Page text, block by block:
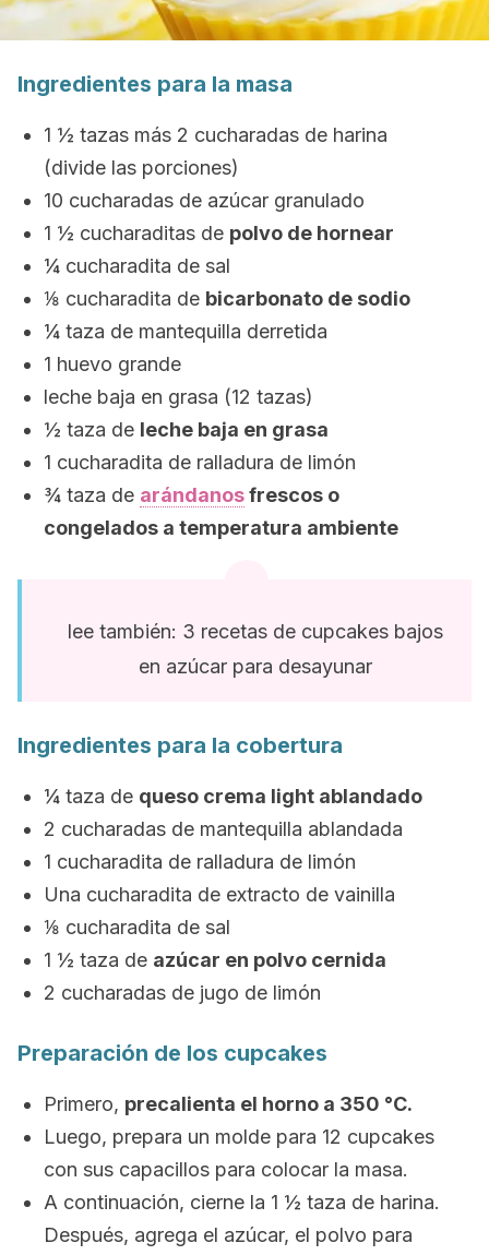
Ingredientes para la masa
1 ½ tazas más 2 cucharadas de harina
(divide las porciones)
10 cucharadas de azúcar granulado
1 ½ cucharaditas de polvo de hornear
¼ cucharadita de sal
⅛ cucharadita de bicarbonato de sodio
¼ taza de mantequilla derretida
1 huevo grande
leche baja en grasa (12 tazas)
½ taza de leche baja en grasa
1 cucharadita de ralladura de limón
¾ taza de arándanosfrescos o
congelados a temperatura ambiente
lee también: 3 recetas de cupcakes bajos
en azúcar para desayunar
Ingredientes para la cobertura
¼ taza de queso crema light ablandado
2 cucharadas de mantequilla ablandada
1 cucharadita de ralladura de limón
Una cucharadita de extracto de vainilla
⅛ cucharadita de sal
1 ½ taza de azúcar en polvo cernida
2 cucharadas de jugo de limón
Preparación de los cupcakes
Primero, precalienta el horno a 350 °C.
Luego, prepara un molde para 12 cupcakes
con sus capacillos para colocar la masa.
A continuación, cierne la 1 ½ taza de harina.
Después, agrega el azúcar, el polvo para